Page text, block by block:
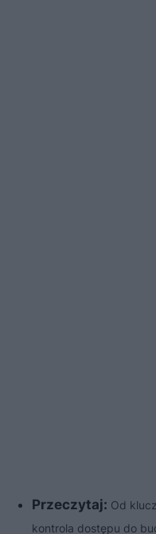
Przeczytaj: Od
kontrola dostępu do